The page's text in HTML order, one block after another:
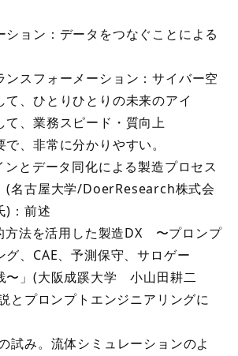
ション：データをつなぐことによる
ンスフォーメーション：サイバー空
て、ひとりひとりの未来のアイ
、業務スピード・質向上
、非常に分かりやすい。
とデータ同化による製造プロセス
(名古屋大学/DoerResearch株式会
：前述
方法を活用した製造DX 〜プロンプ
グ、CAE、予測保守、サロゲー
〜」(大阪成蹊大学 小山田耕二
プロンプトエンジニアリングに
試み。流体シミュレーションのよ